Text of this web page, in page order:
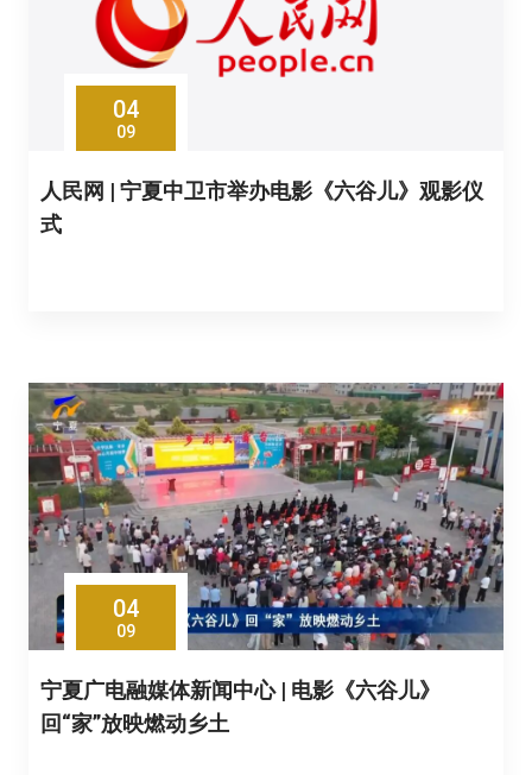
04
09
人民网 | 宁夏中卫市举办电影《六谷儿》观影仪
式
04
09
宁夏广电融媒体新闻中心 | 电影《六谷儿》
回“家”放映燃动乡土